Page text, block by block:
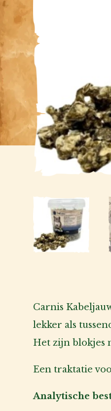
Carnis
lekker als
Het zijn blokjes
Een traktatie
Analytische